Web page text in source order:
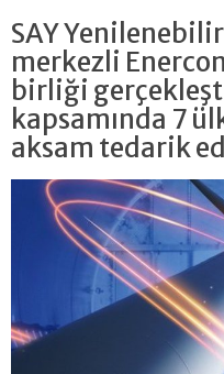
SAY
merkezli
birliği
kapsamında 7
aksam tedarik